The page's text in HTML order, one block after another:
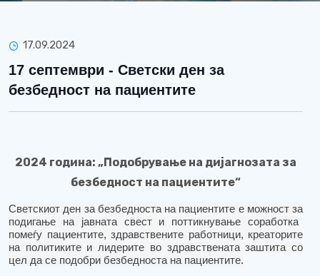
17.09.2024
17 септември - Светски ден за
безбедност на пациентите
2024 година: „Подобрување на дијагнозата за
безбедност на пациентите“
Светскиот ден за безбедностана пациентите е можност за
подигање најавната свест и поттикнување соработка
помеѓу пациентите, здравствените работници, креаторите
на политиките и лидерите во здравствената заштита со
цел да се подобри безбедноста на пациентите.